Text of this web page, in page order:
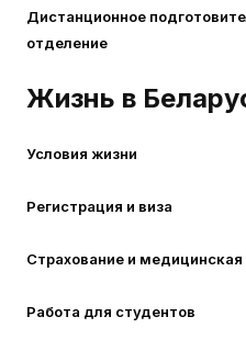
Дистанционное
отделение
Жизнь в
Условия жизни
Регистрация и виза
Страхование и
Работа для студентов